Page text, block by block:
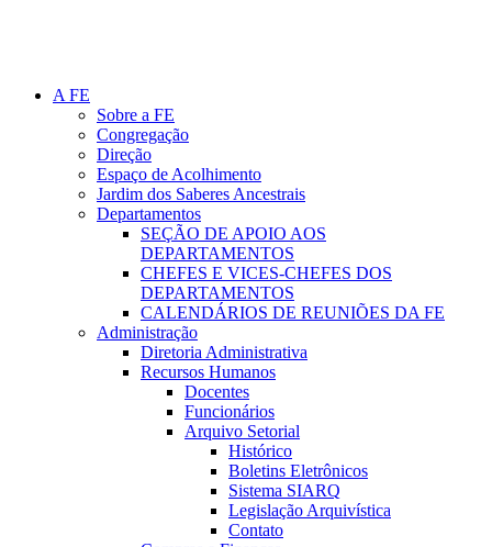
A FE
Sobre a FE
Congregação
Direção
Espaço de Acolhimento
Jardim dos Saberes Ancestrais
Departamentos
SEÇÃO DE APOIO AOS
DEPARTAMENTOS
CHEFES E VICES-CHEFES DOS
DEPARTAMENTOS
CALENDÁRIOS DE REUNIÕES DA FE
Administração
Diretoria Administrativa
Recursos Humanos
Docentes
Funcionários
Arquivo Setorial
Histórico
Boletins Eletrônicos
Sistema SIARQ
Legislação Arquivística
Contato